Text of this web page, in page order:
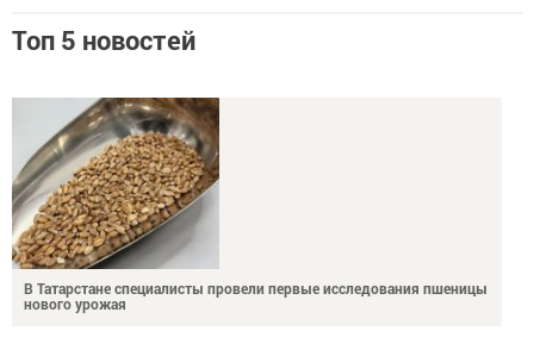
Топ 5 новостей
В Татарстане специалисты провели первые исследования пшеницы
нового урожая